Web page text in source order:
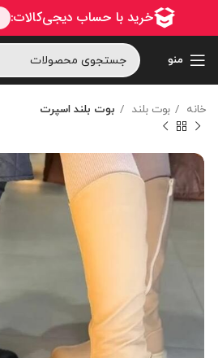
منو
خانه بوت بلند بوت بلند اسپرت